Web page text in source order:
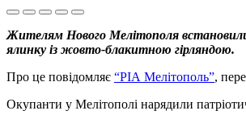
Жителям Нового Мелітополя
ялинку із жовто-блакитною гірляндою.
Про це повідомляє “РІА Мелітополь”,
Окупанти у Мелітополі нарядили